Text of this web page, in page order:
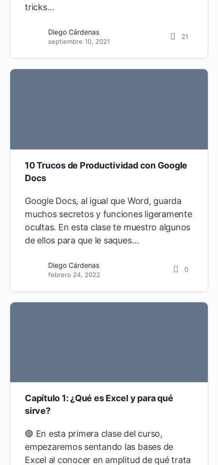
tricks…
Diego Cárdenas
septiembre 10, 2021
21
10 Trucos de Productividad con Google
Docs
Google Docs, al igual que Word, guarda
muchos secretos y funciones ligeramente
ocultas. En esta clase te muestro algunos
de ellos para que le saques…
Diego Cárdenas
febrero 24, 2022
0
Capítulo 1: ¿Qué es Excel y para qué
sirve?
🟣 En esta primera clase del curso,
empezaremos sentando las bases de
Excel al conocer en amplitud de qué trata